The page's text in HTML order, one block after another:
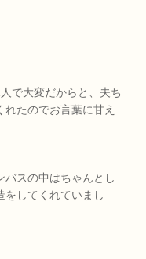
で大変だからと、夫ち
たのでお言葉に甘え
バスの中はちゃんとし
してくれていまし